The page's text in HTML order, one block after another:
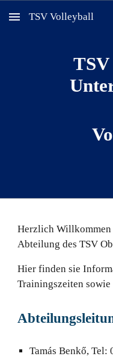
Skip to main content
TSV Volleyball
Herzlich
Abteilung des TSV
Hier finden sie
Trainingszeiten
Tamás Benkő, Tel: